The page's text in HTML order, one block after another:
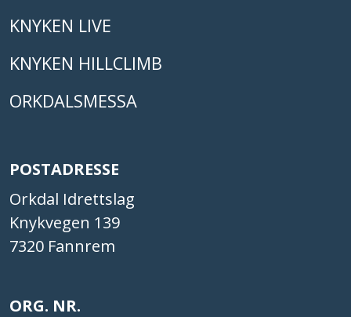
KNYKEN LIVE
KNYKEN HILLCLIMB
ORKDALSMESSA
POSTADRESSE
Orkdal Idrettslag
Knykvegen 139
7320 Fannrem
ORG. NR.